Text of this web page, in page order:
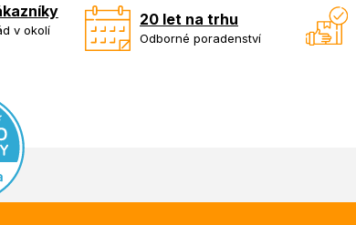
v okolí
20 let na trhu
Odborné poradenství